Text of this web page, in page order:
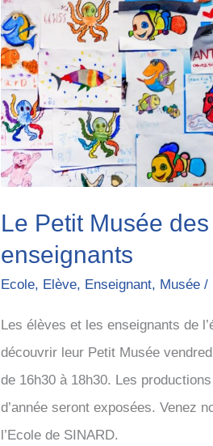
Le Petit Musée
enseignants
Ecole, Elève, Enseignant, Musée /
Les élèves et les enseignants de
découvrir leur Petit Musée
de 16h30 à 18h30. Les
d’année seront exposées. Venez
l’Ecole de SINARD.
et
des
enseignants